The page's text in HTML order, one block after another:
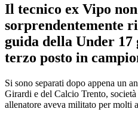
Il tecnico ex Vipo
sorprendentemente
guida della Under
terzo posto in
Si sono separati dopo appena un
Girardi e del Calcio Trento,
allenatore aveva militato per molti